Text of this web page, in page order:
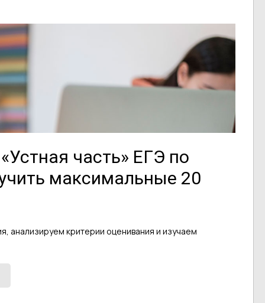
часть» ЕГЭ по
максимальные 20
анализируем критерии оценивания и изучаем